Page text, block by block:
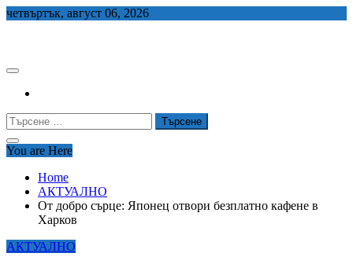
Skip
четвъртък, август 06, 2026
Търсене
за:
You are Here
Home
АКТУАЛНО
От добро сърце: Японец отвори безплатно кафене в
Харков
АКТУАЛНО